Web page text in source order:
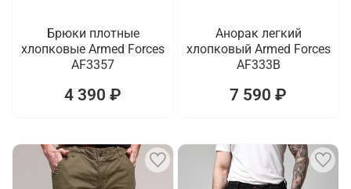
Брюки плотные
хлопковые Armed Forces
AF3357
4 390 ₽
Анорак легкий
хлопковый Armed Forces
AF333B
7 590 ₽